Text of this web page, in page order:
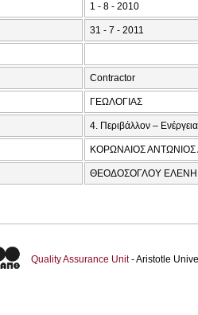
1 - 8 - 2010
31 - 7 - 2011
Contractor
ΓΕΩΛΟΓΙΑΣ
4. Περιβάλλον – Ενέργεια
ΚΟΡΩΝΑΙΟΣ ΑΝΤΩΝΙΟΣ
ΘΕΟΔΟΣΟΓΛΟΥ ΕΛΕΝΗ
Quality Assurance Unit- Aristotle